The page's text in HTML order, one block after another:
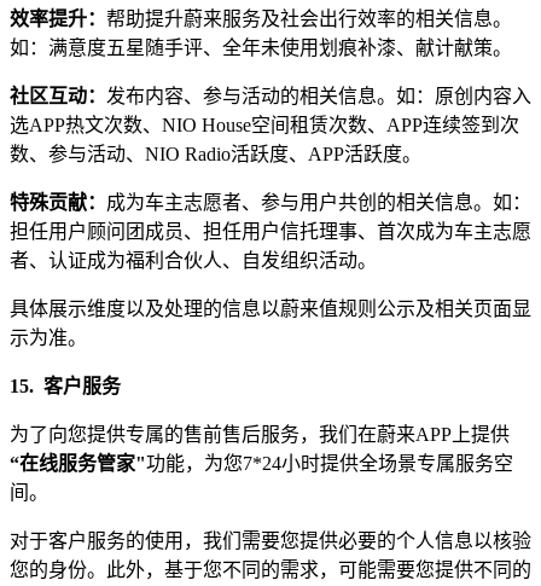
效率提升： 帮助提升蔚来服务及社会出行效率的相关信息。
如：满意度五星随手评、全年未使用划痕补漆、献计献策。
社区互动： 发布内容、参与活动的相关信息。如：原创内容入
选APP热文次数、NIO House空间租赁次数、APP连续签到次
数、参与活动、NIO Radio活跃度、APP活跃度。
特殊贡献： 成为车主志愿者、参与用户共创的相关信息。如：
担任用户顾问团成员、担任用户信托理事、首次成为车主志愿
者、认证成为福利合伙人、自发组织活动。
具体展示维度以及处理的信息以蔚来值规则公示及相关页面显
示为准。
15. 客户服务
为了向您提供专属的售前售后服务，我们在蔚来APP上提供
“在线服务管家"功能，为您7*24小时提供全场景专属服务空
间。
对于客户服务的使用，我们需要您提供必要的个人信息以核验
您的身份。此外，基于您不同的需求，可能需要您提供不同的